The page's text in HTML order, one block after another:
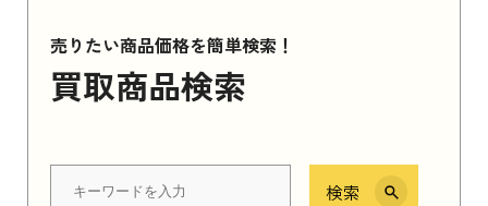
売りたい商品価格を簡単検索！
買取商品検索
検索